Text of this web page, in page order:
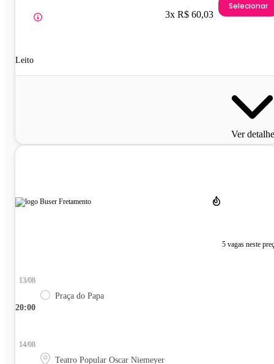
Leito
3x R$ 60,03
Selecionar
Ver
5 vagas neste
20:00
13/08
Praça do Papa
14/08
Teatro Popular Oscar Niemeyer